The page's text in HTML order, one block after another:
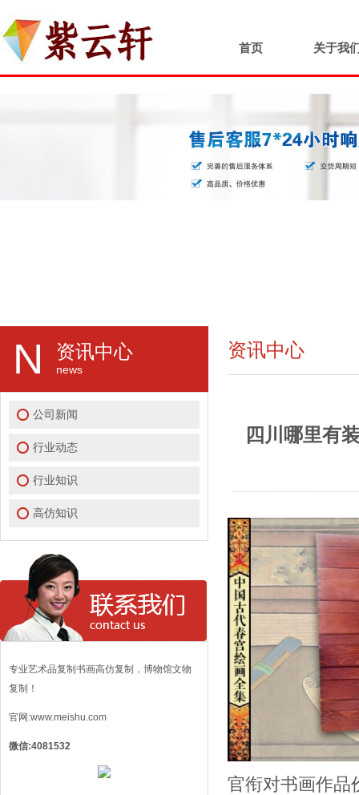
首页 关于我
N 资讯中心
news
公司新闻
行业动态
行业知识
高仿知识
专业艺术品复制书画高仿复制，博物馆文物
复制！
官网:www.meishu.com
微信:4081532
资讯中心
四川哪里有
官衔对书画作品